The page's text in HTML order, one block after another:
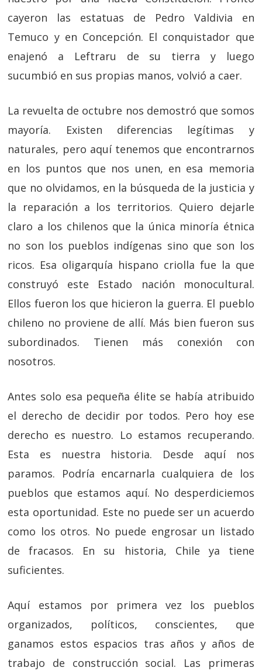
cayeron las estatuas de Pedro Valdivia en
Temuco y en Concepción. El conquistador que
enajenó a Leftraru de su tierra y luego
sucumbió en sus propias manos, volvió a caer.
La revuelta de octubre nos demostró que somos
mayoría. Existen diferencias legítimas y
naturales, pero aquí tenemos que encontrarnos
en los puntos que nos unen, en esa memoria
que no olvidamos, en la búsqueda de la justicia y
la reparación a los territorios. Quiero dejarle
claro a los chilenos que la única minoría étnica
no son los pueblos indígenas sino que son los
ricos. Esa oligarquía hispano criolla fue la que
construyó este Estado nación monocultural.
Ellos fueron los que hicieron la guerra. El pueblo
chileno no proviene de allí. Más bien fueron sus
subordinados. Tienen más conexión con
nosotros.
Antes solo esa pequeña élite se había atribuido
el derecho de decidir por todos. Pero hoy ese
derecho es nuestro. Lo estamos recuperando.
Esta es nuestra historia. Desde aquí nos
paramos. Podría encarnarla cualquiera de los
pueblos que estamos aquí. No desperdiciemos
esta oportunidad. Este no puede ser un acuerdo
como los otros. No puede engrosar un listado
de fracasos. En su historia, Chile ya tiene
suficientes.
Aquí estamos por primera vez los pueblos
organizados, políticos, conscientes, que
ganamos estos espacios tras años y años de
trabajo de construcción social. Las primeras